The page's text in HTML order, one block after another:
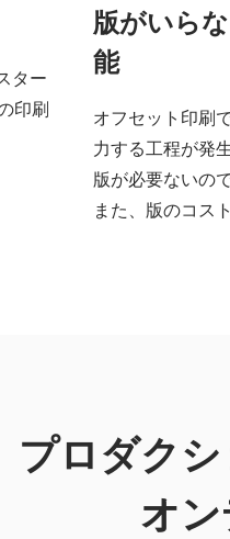
ター
印刷
版がいら
能
オフセット印刷
力する工程が発
版が必要ないの
また、版のコス
プロダク
オ